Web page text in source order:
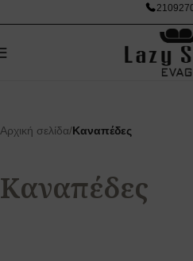
Αρχική σελίδα/Καναπέδες
Καναπέδες